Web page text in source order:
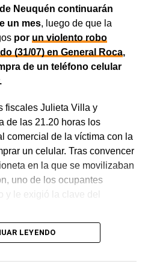
emprendimientos. Sin
permitió determinar con
esas actividades
al progenitor.
certificación contable que
determinado y consignó
de las empresas. El fallo
necesariamente la
que existían otras
acreditadas en la causa.
La sentencia tomó esos
análisis patrimonial, aunque
Neuquén continuarán
un mes, luego de que la
por un violento robo
(31/07) en General Roca,
de un teléfono celular
fiscales Julieta Villa y
de las 21.20 horas los
comercial de la víctima con la
un celular. Tras convencer
en la que se movilizaban
uno de los ocupantes
y le exigió la clave del
acusados golpearon a la
de la ciudad.Finalmente, lo
LEYENDO